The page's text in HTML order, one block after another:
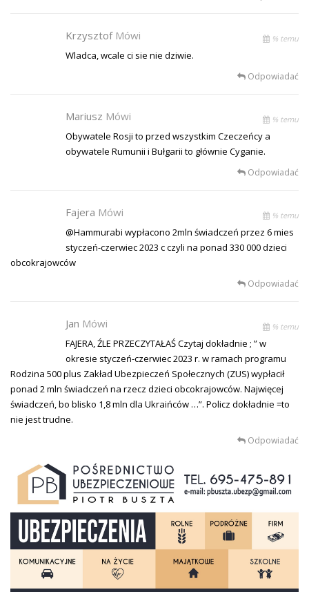
Krzysztof Mówi % temu
Wladca, wcale ci sie nie dziwie.
Odpowiadać
Mariusz Mówi % temu
Obywatele Rosji to przed wszystkim Czeczeńcy a
obywatele Rumunii i Bułgarii to głównie Cyganie.
Odpowiadać
Fajera Mówi % temu
@Hammurabi wypłacono 2mln świadczeń przez 6 mies
styczeń-czerwiec 2023 c czyli na ponad 330 000 dzieci
obcokrajowców
Odpowiadać
Jan Mówi % temu
FAJERA, ŹLE PRZECZYTAŁAŚ Czytaj dokładnie ; ” w
okresie styczeń-czerwiec 2023 r. w ramach programu
Rodzina 500 plus Zakład Ubezpieczeń Społecznych (ZUS) wypłacił
ponad 2 mln świadczeń na rzecz dzieci obcokrajowców. Najwięcej
świadczeń, bo blisko 1,8 mln dla Ukraińców …”. Policz dokładnie =to
nie jest trudne.
Odpowiadać